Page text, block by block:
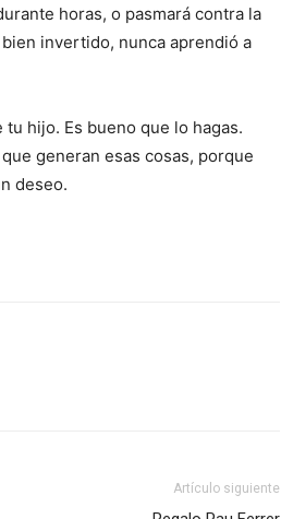
horas, o pasmará contra la
invertido, nunca aprendió a
hijo. Es bueno que lo hagas.
generan esas cosas, porque
deseo.
Artículo siguiente